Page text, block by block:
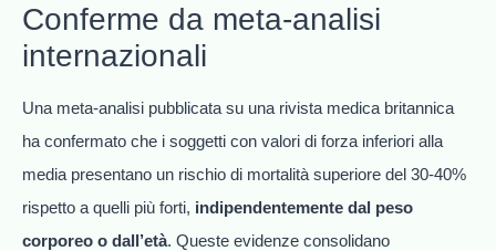
Conferme da meta-analisi
internazionali
Una meta-analisi pubblicata su una rivista medica britannica
ha confermato che i soggetti con valori di forza inferiori alla
media presentano un rischio di mortalità superiore del 30-40%
rispetto a quelli più forti, indipendentemente dal peso
corporeo o dall’età. Queste evidenze consolidano